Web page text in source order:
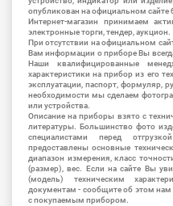
опубликован на официальном сайте
Интернет-магазин принимаем
электронные торги, тендер, аукцион.
При отсутствии на официальном
Вам информации о приборе Вы
Наши квалифицированные
характеристики на прибор из его
эксплуатации, паспорт, формуляр,
необходимости мы сделаем
или устройства.
Описание на приборы взято с
литературы. Большинство фото
специалистами перед
предоставлены основные
диапазон измерения, класс
(размер), вес. Если на сайте Вы
(модель) техническим
документам - сообщите об этом
с покупаемым прибором.